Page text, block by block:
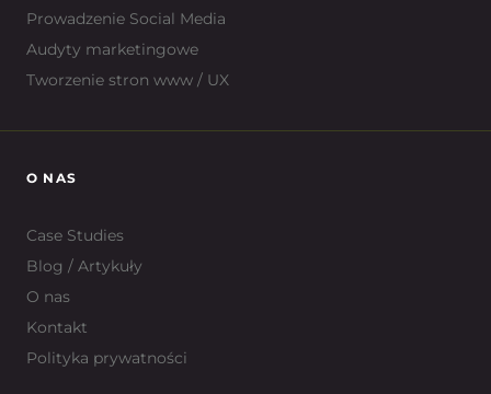
Prowadzenie Social Media
Audyty marketingowe
Tworzenie stron www / UX
O NAS
Case Studies
Blog / Artykuły
O nas
Kontakt
Polityka prywatności